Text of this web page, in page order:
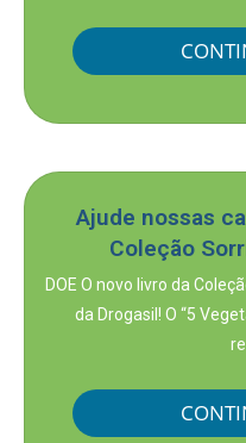
Ajude nossas
Coleção
DOE O novo livro da
da Drogasil! O “5